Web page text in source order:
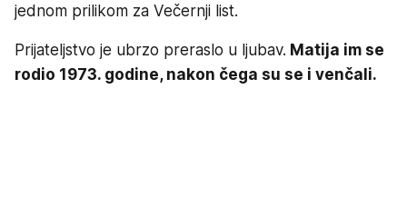
jednom prilikom za Večernji list.
Prijateljstvo je ubrzo preraslo u ljubav. Matija im se
rodio 1973. godine, nakon čega su se i venčali.